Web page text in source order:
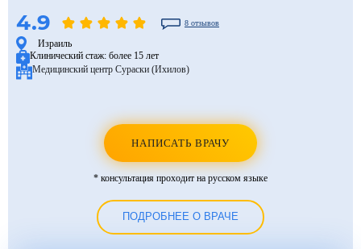
4.9 8 отзывов
Израиль
Клинический стаж: более 15 лет
Медицинский центр Сураски (Ихилов)
НАПИСАТЬ ВРАЧУ
* консультация проходит на русском языке
ПОДРОБНЕЕ О ВРАЧЕ